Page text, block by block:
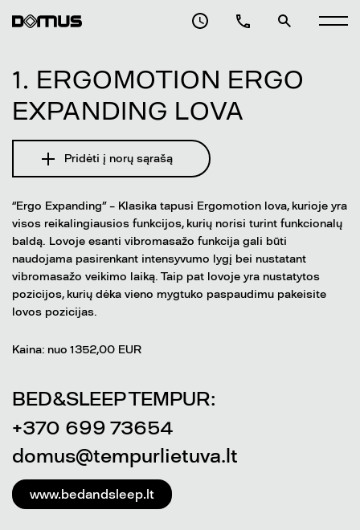
1. ERGOMOTION ERGO
EXPANDING LOVA
Pridėti į norų sąrašą
“Ergo Expanding” – Klasika tapusi Ergomotion lova, kurioje yra
visos reikalingiausios funkcijos, kurių norisi turint funkcionalų
baldą. Lovoje esanti vibromasažo funkcija gali būti
naudojama pasirenkant intensyvumo lygį bei nustatant
vibromasažo veikimo laiką. Taip pat lovoje yra nustatytos
pozicijos, kurių dėka vieno mygtuko paspaudimu pakeisite
lovos pozicijas.
Kaina: nuo 1352,00 EUR
BED&SLEEP TEMPUR:
+370 699 73654
domus@tempurlietuva.lt
www.bedandsleep.lt